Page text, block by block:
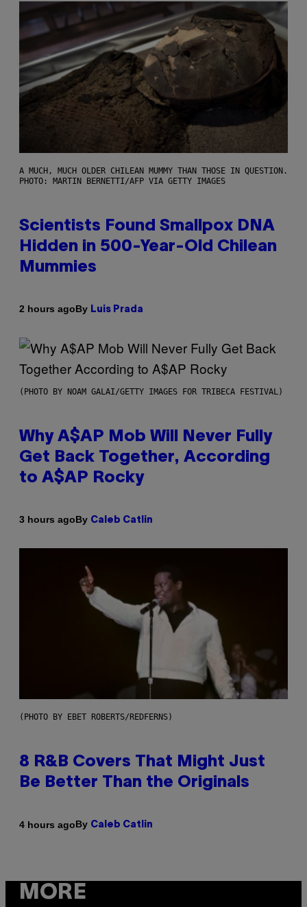
A MUCH, MUCH OLDER CHILEAN MUMMY THAN THOSE IN QUESTION.
PHOTO: MARTIN BERNETTI/AFP VIA GETTY IMAGES
Scientists Found Smallpox DNA
Hidden in 500-Year-Old Chilean
Mummies
2 hours agoBy Luis Prada
(PHOTO BY NOAM GALAI/GETTY IMAGES FOR TRIBECA FESTIVAL)
Why A$AP Mob Will Never Fully
Get Back Together, According
to A$AP Rocky
3 hours agoBy Caleb Catlin
(PHOTO BY EBET ROBERTS/REDFERNS)
8 R&B Covers That Might Just
Be Better Than the Originals
4 hours agoBy Caleb Catlin
MORE